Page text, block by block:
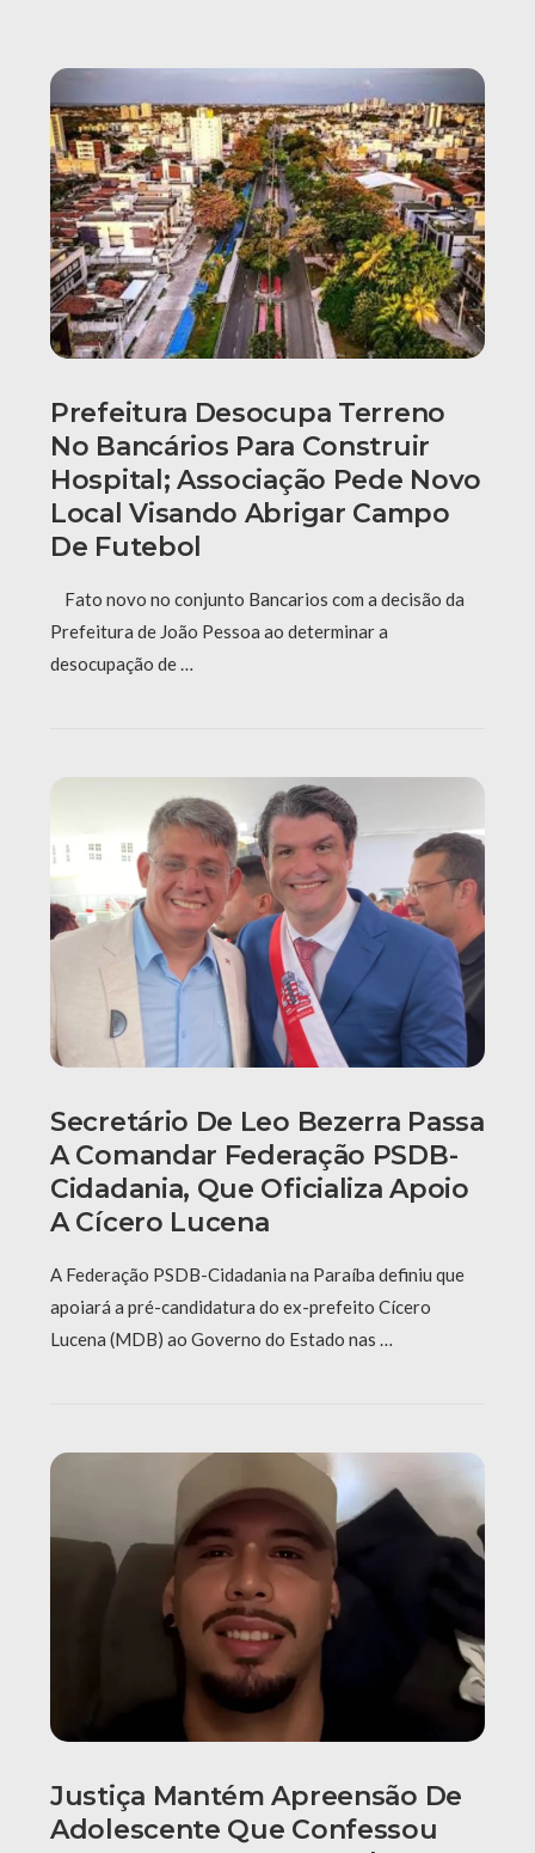
Prefeitura Desocupa Terreno
No Bancários Para Construir
Hospital; Associação Pede Novo
Local Visando Abrigar Campo
De Futebol
Fato novo no conjunto Bancarios com a decisão da
Prefeitura de João Pessoa ao determinar a
desocupação de …
Secretário De Leo Bezerra Passa
A Comandar Federação PSDB-
Cidadania, Que Oficializa Apoio
A Cícero Lucena
A Federação PSDB-Cidadania na Paraíba definiu que
apoiará a pré-candidatura do ex-prefeito Cícero
Lucena (MDB) ao Governo do Estado nas …
Justiça Mantém Apreensão De
Adolescente Que Confessou